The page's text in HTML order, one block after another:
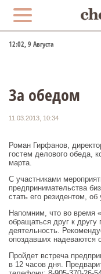
12:03, 9 Августа
За обедом
11.03.2013, 10:34
Роман Гирфанов,
гостем делового обеда,
марта.
С участниками
предпринимательства
стать его резидентом,
Напомним, что во время
обращаться друг к другу
деятельность.
опоздавших надеваются
Пройдет встреча
в 12 часов дня.